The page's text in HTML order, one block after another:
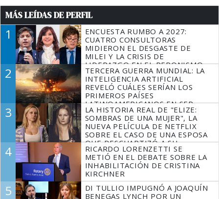
MÁS LEÍDAS DE PERFIL
1
ENCUESTA RUMBO A 2027:
CUATRO CONSULTORAS
MIDIERON EL DESGASTE DE
MILEI Y LA CRISIS DE
LIDERAZGO EN EL PERONISMO
2
TERCERA GUERRA MUNDIAL: LA
INTELIGENCIA ARTIFICIAL
REVELÓ CUÁLES SERÍAN LOS
PRIMEROS PAÍSES
LATINOAMERICANOS EN SER
DERROTADOS
3
LA HISTORIA REAL DE "ELIZE:
SOMBRAS DE UNA MUJER", LA
NUEVA PELÍCULA DE NETFLIX
SOBRE EL CASO DE UNA ESPOSA
QUE DESCUARTIZÓ A SU
MARIDO
4
RICARDO LORENZETTI SE
METIÓ EN EL DEBATE SOBRE LA
INHABILITACIÓN DE CRISTINA
KIRCHNER
5
DI TULLIO IMPUGNÓ A JOAQUÍN
BENEGAS LYNCH POR UN